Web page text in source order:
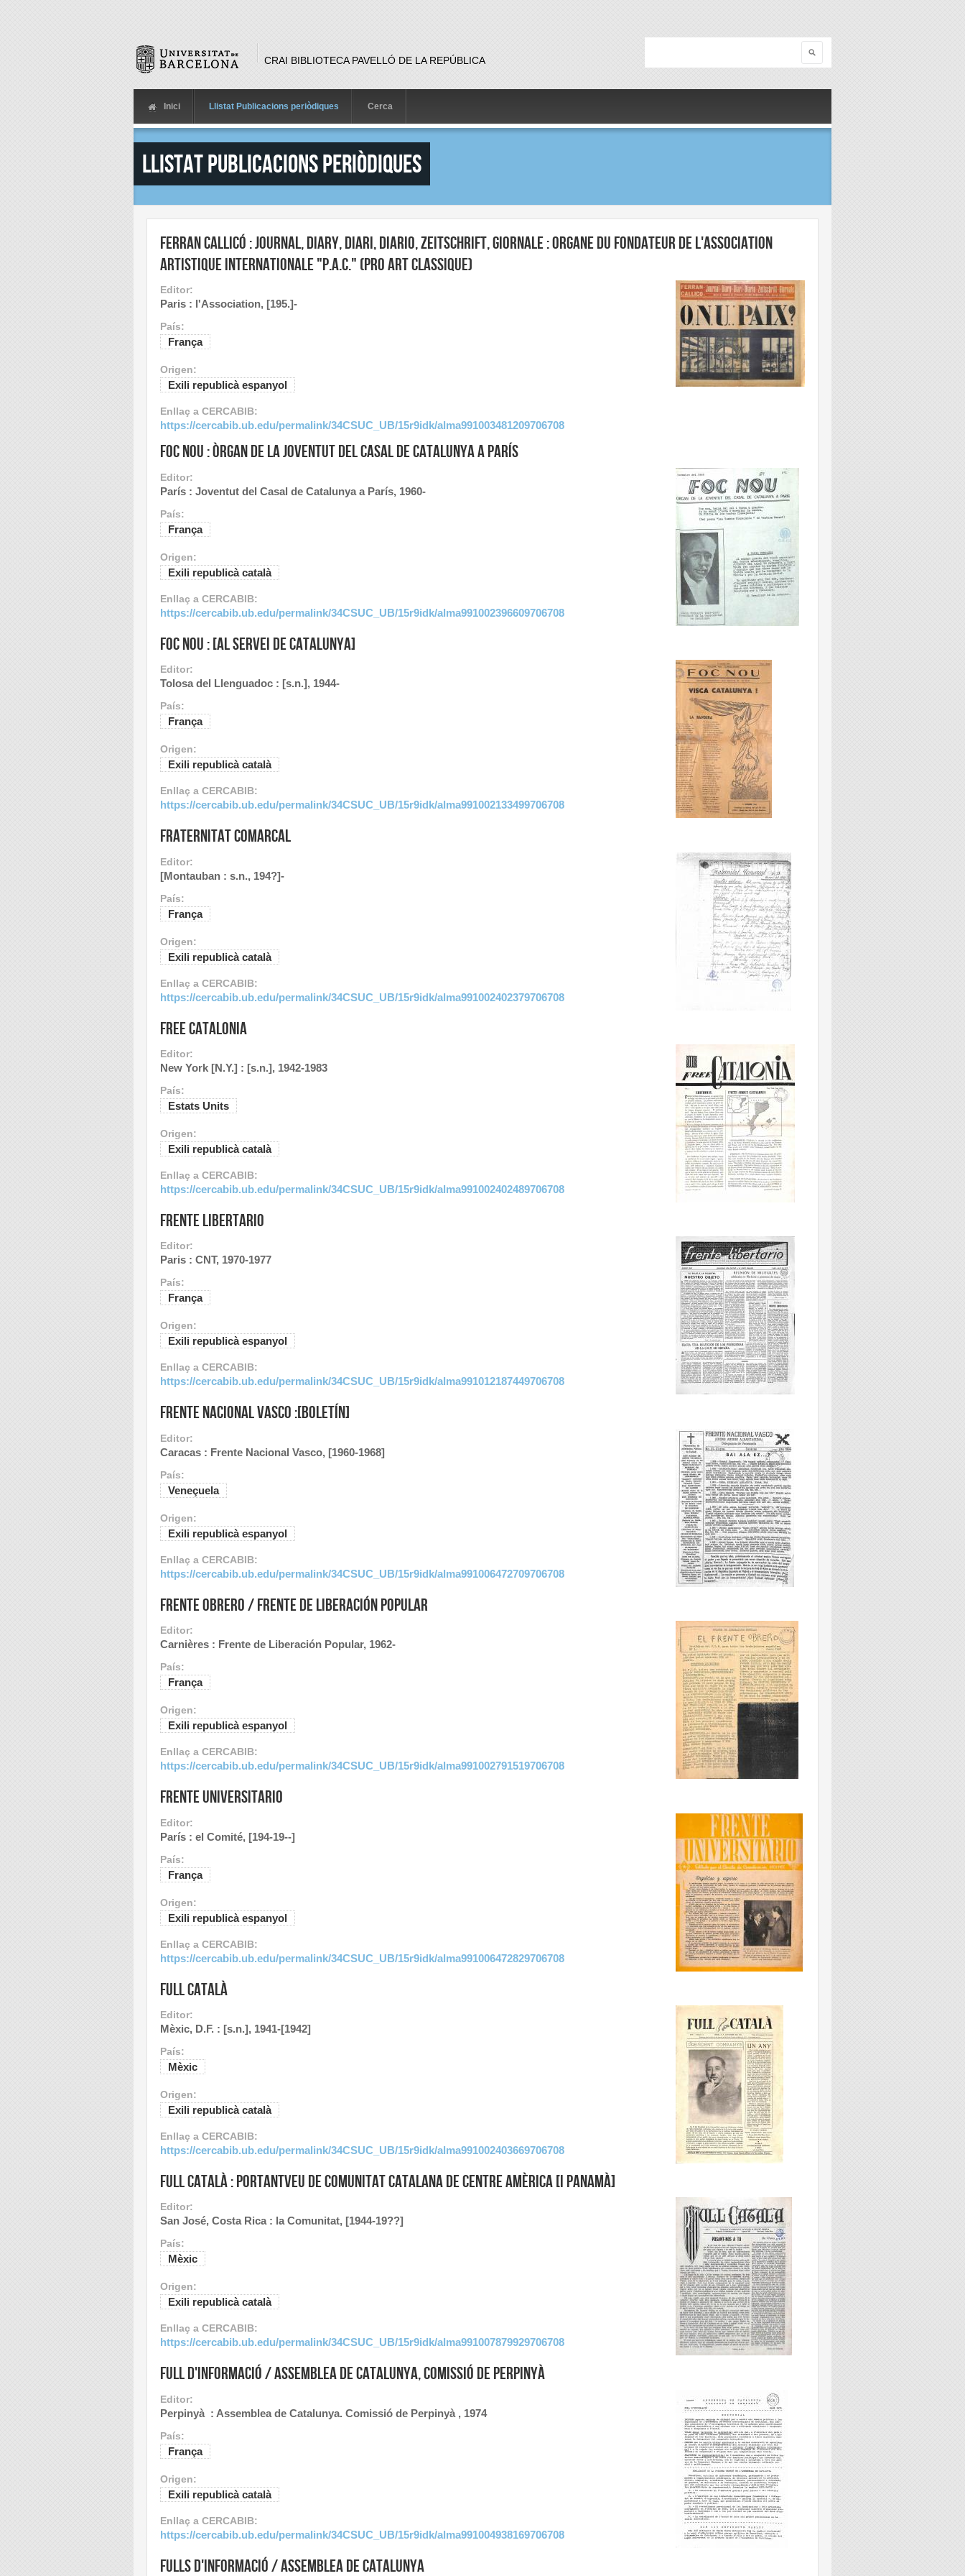
CRAI BIBLIOTECA PAVELLÓ DE LA REPÚBLICA
Inici Llistat Publicacions periòdiques Cerca
Llistat Publicacions periòdiques
Ferran Callicó : journal, diary, diari, diario, Zeitschrift, giornale : organe du fondateur de l'Association
artistique internationale "P.A.C." (Pro art classique)
Editor:
Paris : l'Association, [195.]-
País:
França
Origen:
Exili republicà espanyol
Enllaç a CERCABIB:
https://cercabib.ub.edu/permalink/34CSUC_UB/15r9idk/alma991003481209706708
Foc nou : òrgan de la Joventut del Casal de Catalunya a París
Editor:
París : Joventut del Casal de Catalunya a París, 1960-
País:
França
Origen:
Exili republicà català
Enllaç a CERCABIB:
https://cercabib.ub.edu/permalink/34CSUC_UB/15r9idk/alma991002396609706708
Foc nou : [al servei de Catalunya]
Editor:
Tolosa del Llenguadoc : [s.n.], 1944-
País:
França
Origen:
Exili republicà català
Enllaç a CERCABIB:
https://cercabib.ub.edu/permalink/34CSUC_UB/15r9idk/alma991002133499706708
Fraternitat comarcal
Editor:
[Montauban : s.n., 194?]-
País:
França
Origen:
Exili republicà català
Enllaç a CERCABIB:
https://cercabib.ub.edu/permalink/34CSUC_UB/15r9idk/alma991002402379706708
Free Catalonia
Editor:
New York [N.Y.] : [s.n.], 1942-1983
País:
Estats Units
Origen:
Exili republicà català
Enllaç a CERCABIB:
https://cercabib.ub.edu/permalink/34CSUC_UB/15r9idk/alma991002402489706708
Frente libertario
Editor:
Paris : CNT, 1970-1977
País:
França
Origen:
Exili republicà espanyol
Enllaç a CERCABIB:
https://cercabib.ub.edu/permalink/34CSUC_UB/15r9idk/alma991012187449706708
Frente Nacional Vasco :[boletín]
Editor:
Caracas : Frente Nacional Vasco, [1960-1968]
País:
Veneçuela
Origen:
Exili republicà espanyol
Enllaç a CERCABIB:
https://cercabib.ub.edu/permalink/34CSUC_UB/15r9idk/alma991006472709706708
Frente obrero / Frente de Liberación Popular
Editor:
Carnières : Frente de Liberación Popular, 1962-
País:
França
Origen:
Exili republicà espanyol
Enllaç a CERCABIB:
https://cercabib.ub.edu/permalink/34CSUC_UB/15r9idk/alma991002791519706708
Frente universitario
Editor:
París : el Comité, [194-19--]
País:
França
Origen:
Exili republicà espanyol
Enllaç a CERCABIB:
https://cercabib.ub.edu/permalink/34CSUC_UB/15r9idk/alma991006472829706708
Full català
Editor:
Mèxic, D.F. : [s.n.], 1941-[1942]
País:
Mèxic
Origen:
Exili republicà català
Enllaç a CERCABIB:
https://cercabib.ub.edu/permalink/34CSUC_UB/15r9idk/alma991002403669706708
Full català : portantveu de Comunitat Catalana de Centre Amèrica [i Panamà]
Editor:
San José, Costa Rica : la Comunitat, [1944-19??]
País:
Mèxic
Origen:
Exili republicà català
Enllaç a CERCABIB:
https://cercabib.ub.edu/permalink/34CSUC_UB/15r9idk/alma991007879929706708
Full d'informació / Assemblea de Catalunya, Comissió de Perpinyà
Editor:
Perpinyà : Assemblea de Catalunya. Comissió de Perpinyà , 1974
País:
França
Origen:
Exili republicà català
Enllaç a CERCABIB:
https://cercabib.ub.edu/permalink/34CSUC_UB/15r9idk/alma991004938169706708
Fulls d'informació / Assemblea de Catalunya